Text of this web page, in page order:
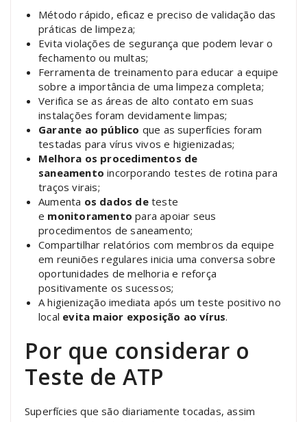
Método rápido, eficaz e preciso de validação das
práticas de limpeza;
Evita violações de segurança que podem levar o
fechamento ou multas;
Ferramenta de treinamento para educar a equipe
sobre a importância de uma limpeza completa;
Verifica se as áreas de alto contato em suas
instalações foram devidamente limpas;
Garante ao público que as superfícies foram
testadas para vírus vivos e higienizadas;
Melhora os procedimentos de
saneamento incorporando testes de rotina para
traços virais;
Aumenta os dados deteste
e monitoramento para apoiar seus
procedimentos de saneamento;
Compartilhar relatórios com membros da equipe
em reuniões regulares inicia uma conversa sobre
oportunidades de melhoria e reforça
positivamente os sucessos;
A higienização imediata após um teste positivo no
local evita maior exposição ao vírus.
Por que considerar o
Teste de ATP
Superfícies que são diariamente tocadas, assim